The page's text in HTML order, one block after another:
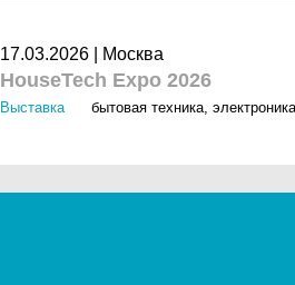
17.03.2026 | Москва
HouseTech Expo 2026
Выставка бытовая техника, электроника